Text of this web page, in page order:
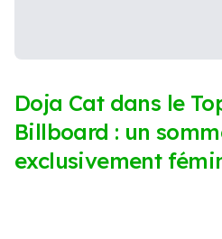
Doja Cat dans le
Billboard : un
exclusivement